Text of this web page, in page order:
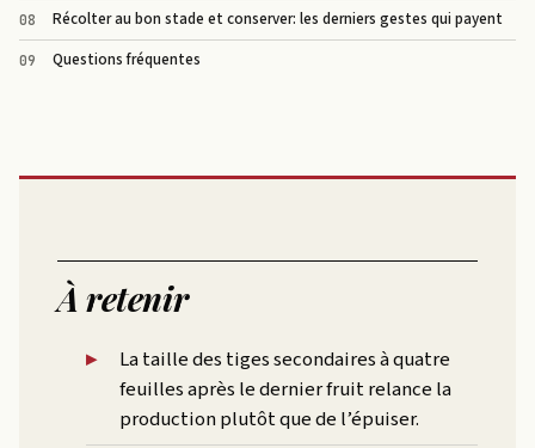
Récolter au bon stade et conserver: les derniers gestes qui payent
Questions fréquentes
À retenir
La taille des tiges secondaires à quatre
feuilles après le dernier fruit relance la
production plutôt que de l’épuiser.